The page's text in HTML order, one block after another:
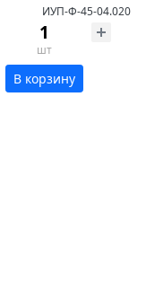
ИУП-Ф-45-04.020
шт
В корзину